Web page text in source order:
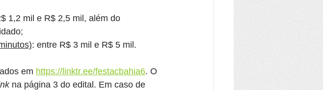
1,2 mil e R$ 2,5 mil, além do
: entre R$ 3 mil e R$ 5 mil.
em https://linktr.ee/festacbahia6. O
na página 3 do edital. Em caso de